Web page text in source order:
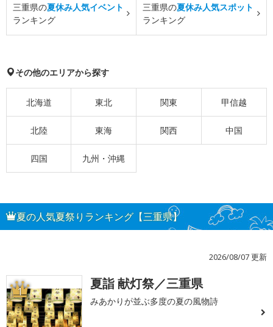
三重県の夏休み人気イベント
ランキング
三重県の夏休み人気スポット
ランキング
その他のエリアから探す
北海道 東北 関東 甲信越
北陸 東海 関西 中国
四国 九州・沖縄
夏の人気夏祭りランキング【三重県】
2026/08/07 更新
1 夏詣 献灯祭／三重県
みあかりが並ぶ多度の夏の風物詩